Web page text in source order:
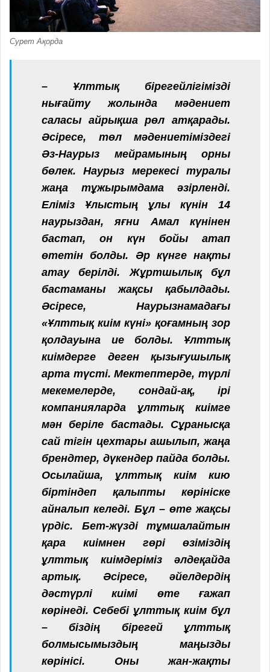
Сурет Ақорда
– Ұлттық бірегейлігімізді
нығайту жолында мәдениет
саласы айрықша рөл атқарады.
Әсіресе, төл мәдениетіміздегі
Әз-Наурыз мейрамының орны
бөлек. Наурыз мерекесі туралы
жаңа тұжырымдама әзірленді.
Еліміз Ұлыстың ұлы күнін 14
наурыздан, яғни Амал күнінен
бастап, он күн бойы атап
өтетін болды. Әр күнге нақты
атау берілді. Жұртшылық бұл
бастаманы жақсы қабылдады.
Әсіресе, Наурызнамадағы
«Ұлттық киім күні» қоғамның зор
қолдауына ие болды. Ұлттық
киімдерге деген қызығушылық
арта түсті. Мектептерде, түрлі
мекемелерде, сондай-ақ, ірі
компанияларда ұлттық киімге
мән беріле бастады. Сұранысқа
сай тігін цехтары ашылып, жаңа
брендтер, дүкендер пайда болды.
Осылайша, ұлттық киім кию
біртіндеп қалыпты көрініске
айналып келеді. Бұл – өте жақсы
үрдіс. Бет-жүзді тұмшалайтын
қара киімнен гөрі өзіміздің
ұлттық киімдеріміз әлдеқайда
артық. Әсіресе, әйелдердің
дәстүрлі киімі өте ғажап
көрінеді. Себебі ұлттық киім бұл
– біздің бірегей ұлттық
болмысымыздың маңызды
көрінісі. Оны жан-жақты